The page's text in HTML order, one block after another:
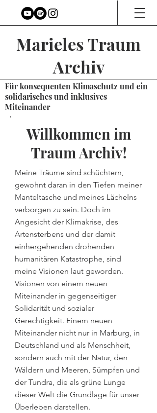
Marieles Traum
Archiv
Für konsequenten Klimaschutz und ein
solidarisches und inklusives
Miteinander
Willkommen im
Traum Archiv!
Meine Träume sind schüchtern,
gewohnt daran in den Tiefen meiner
Manteltasche und meines Lächelns
verborgen zu sein. Doch im
Angesicht der Klimakrise, des
Artensterbens und der damit
einhergehenden drohenden
humanitären Katastrophe, sind
meine Visionen laut geworden.
Visionen von einem neuen
Miteinander in gegenseitiger
Solidarität und sozialer
Gerechtigkeit. Einem neuen
Miteinander nicht nur in Marburg, in
Deutschland und als Menschheit,
sondern auch mit der Natur, den
Wäldern und Meeren, Sümpfen und
der Tundra, die als grüne Lunge
dieser Welt die Grundlage für unser
Überleben darstellen.